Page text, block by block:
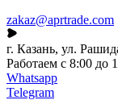
zakaz@aprtrade.com
г. Казань, ул.
Работаем с 8:00 до
Whatsapp
Telegram